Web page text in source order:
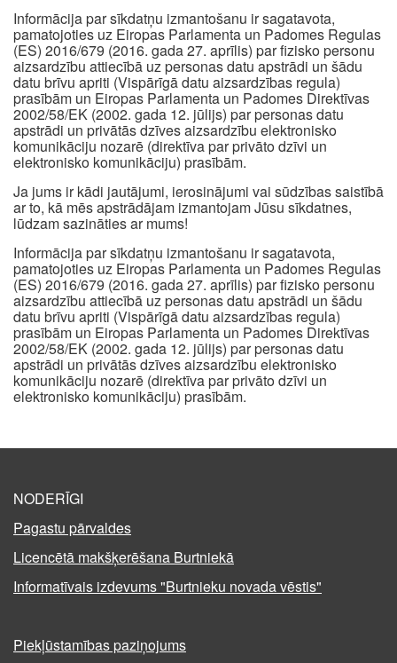
Informācija par sīkdatņu izmantošanu ir sagatavota,
pamatojoties uz Eiropas Parlamenta un Padomes Regulas
(ES) 2016/679 (2016. gada 27. aprīlis) par fizisko personu
aizsardzību attiecībā uz personas datu apstrādi un šādu
datu brīvu apriti (Vispārīgā datu aizsardzības regula)
prasībām un Eiropas Parlamenta un Padomes Direktīvas
2002/58/EK (2002. gada 12. jūlijs) par personas datu
apstrādi un privātās dzīves aizsardzību elektronisko
komunikāciju nozarē (direktīva par privāto dzīvi un
elektronisko komunikāciju) prasībām.
Ja jums ir kādi jautājumi, ierosinājumi vai sūdzības saistībā
ar to, kā mēs apstrādājam izmantojam Jūsu sīkdatnes,
lūdzam sazināties ar mums!
Informācija par sīkdatņu izmantošanu ir sagatavota,
pamatojoties uz Eiropas Parlamenta un Padomes Regulas
(ES) 2016/679 (2016. gada 27. aprīlis) par fizisko personu
aizsardzību attiecībā uz personas datu apstrādi un šādu
datu brīvu apriti (Vispārīgā datu aizsardzības regula)
prasībām un Eiropas Parlamenta un Padomes Direktīvas
2002/58/EK (2002. gada 12. jūlijs) par personas datu
apstrādi un privātās dzīves aizsardzību elektronisko
komunikāciju nozarē (direktīva par privāto dzīvi un
elektronisko komunikāciju) prasībām.
NODERĪGI
Pagastu pārvaldes
Licencētā makšķerēšana Burtniekā
Informatīvais izdevums "Burtnieku novada vēstis"
Piekļūstamības paziņojums